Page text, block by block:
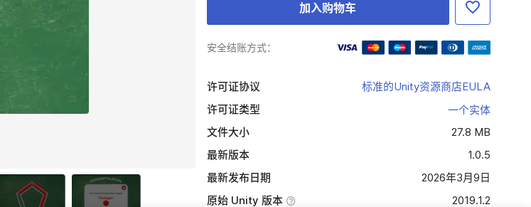
加入购物车
安全结账方式：
许可证协议
标准的Unity资源商店EULA
许可证类型
一个实体
文件大小
27.8 MB
最新版本
1.0.5
最新发布日期
2026年3月9日
原始 Unity 版本
2019.1.2